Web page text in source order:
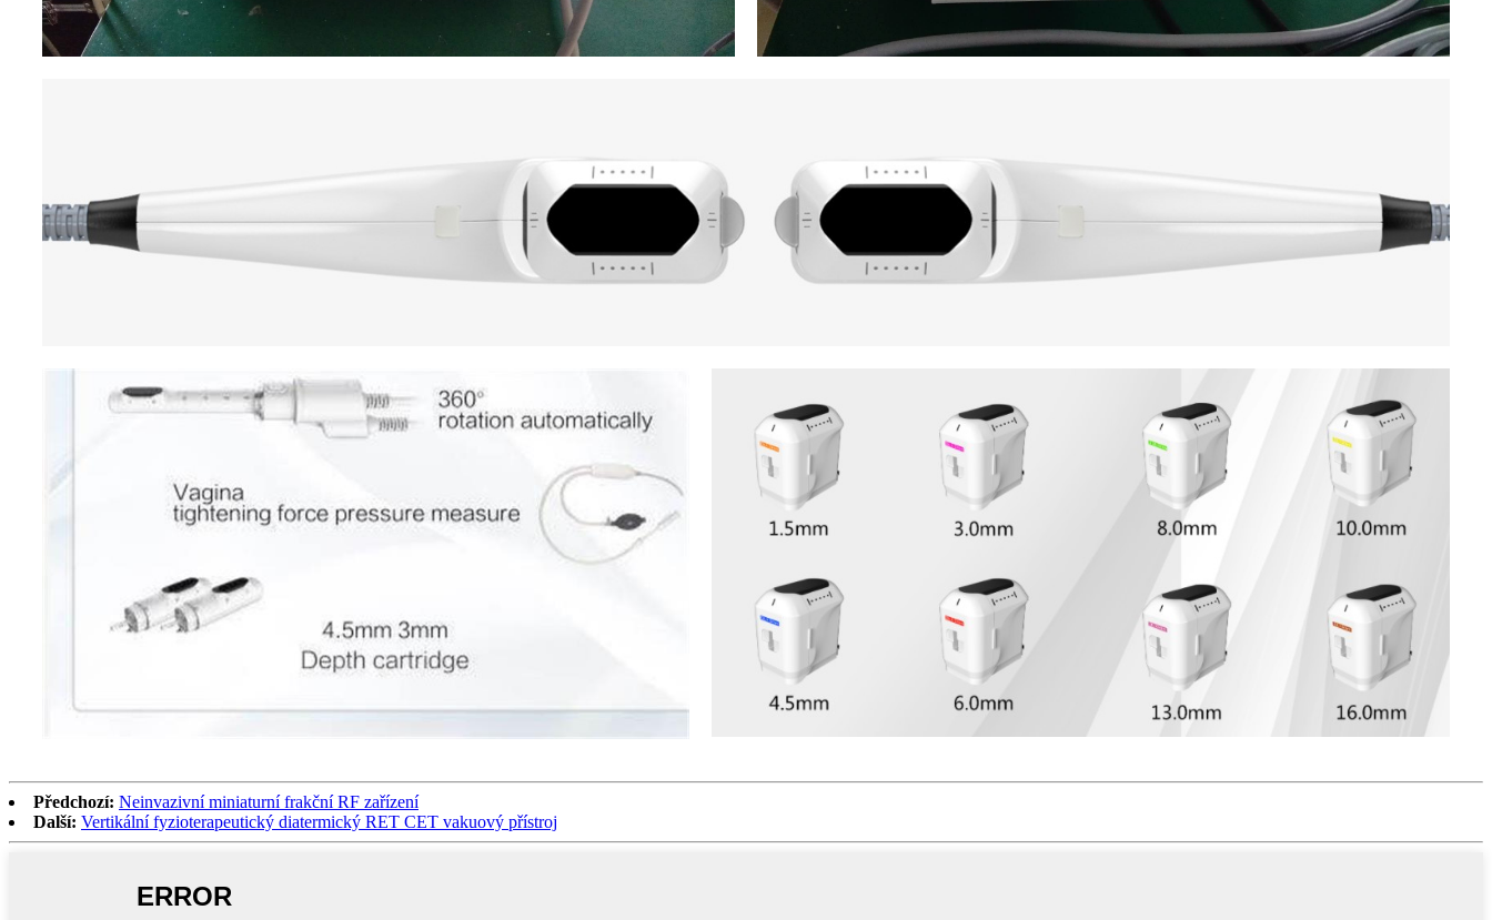
Předchozí: Neinvazivní miniaturní frakční RF zařízení
Další: Vertikální fyzioterapeutický diatermický RET CET vakuový přístroj